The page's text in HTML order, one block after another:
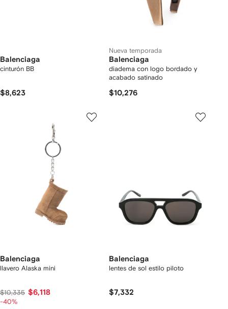
Balenciaga
cinturón BB
$8,623
Nueva temporada
Balenciaga
diadema con logo bordado y
acabado satinado
$10,276
Balenciaga
llavero Alaska mini
$10,335 $6,118
-40%
Balenciaga
lentes de sol estilo piloto
$7,332